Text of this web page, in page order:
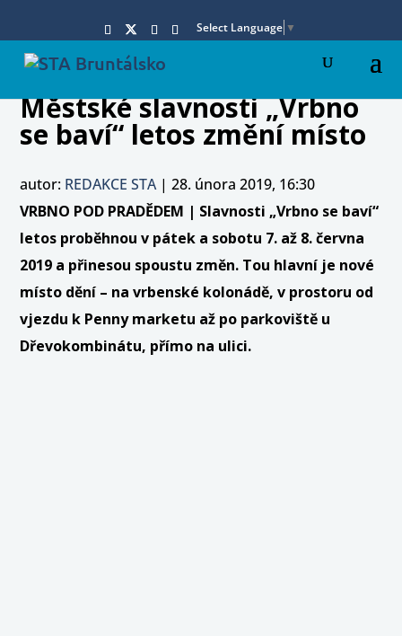
Select Language ▼
Městské slavnosti „Vrbno
se baví“ letos změní místo
autor: REDAKCE STA|28. února 2019, 16:30
VRBNO POD PRADĚDEM | Slavnosti „Vrbno se baví“
letos proběhnou v pátek a sobotu 7. až 8. června
2019 a přinesou spoustu změn. Tou hlavní je nové
místo dění – na vrbenské kolonádě, v prostoru od
vjezdu k Penny marketu až po parkoviště u
Dřevokombinátu, přímo na ulici.